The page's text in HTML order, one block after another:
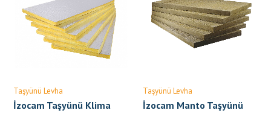
Taşyünü Levha
İzocam Taşyünü Klima
Taşyünü Levha
İzocam Manto Taşyünü